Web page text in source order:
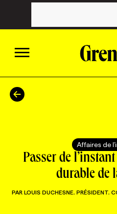
ACTUALITÉS
TOUTES LES
CHRONIQUES
TOUTES LES
FORFAITS
INFOLETTRES
Affaires de
Passer de
durable de
PAR LOUIS DUCHESNE, PRÉSIDENT,